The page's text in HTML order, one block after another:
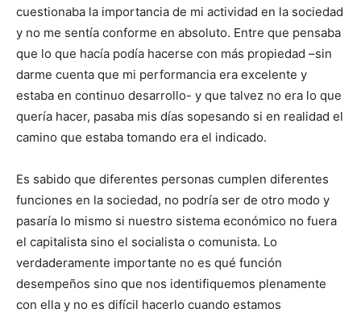
r
e
n
r
)
r
e
n
r
e
n
r
e
n
r
e
n
cuestionaba la importancia de mi actividad en la sociedad
y no me sentía conforme en absoluto. Entre que pensaba
que lo que hacía podía hacerse con más propiedad –sin
darme cuenta que mi performancia era excelente y
estaba en continuo desarrollo- y que talvez no era lo que
quería hacer, pasaba mis días sopesando si en realidad el
camino que estaba tomando era el indicado.
Es sabido que diferentes personas cumplen diferentes
funciones en la sociedad, no podría ser de otro modo y
pasaría lo mismo si nuestro sistema económico no fuera
el capitalista sino el socialista o comunista. Lo
verdaderamente importante no es qué función
desempeños sino que nos identifiquemos plenamente
con ella y no es difícil hacerlo cuando estamos